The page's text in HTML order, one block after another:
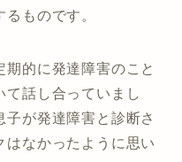
ものです。
的に発達障害のこと
て話し合っていまし
が発達障害と診断さ
はなかったように思い